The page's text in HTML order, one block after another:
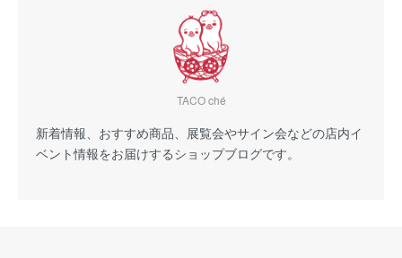
TACO ché
新着情報、おすすめ商品、展覧会やサイン会などの店内イ
ベント情報をお届けするショップブログです。